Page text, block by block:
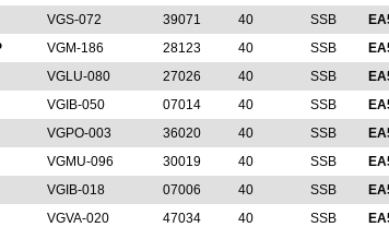
VGS-072 39071 40 SSB
VGM-186 28123 40 SSB
VGLU-080 27026 40 SSB
VGIB-050 07014 40 SSB
VGPO-003 36020 40 SSB
VGMU-096 30019 40 SSB
VGIB-018 07006 40 SSB
VGVA-020 47034 40 SSB